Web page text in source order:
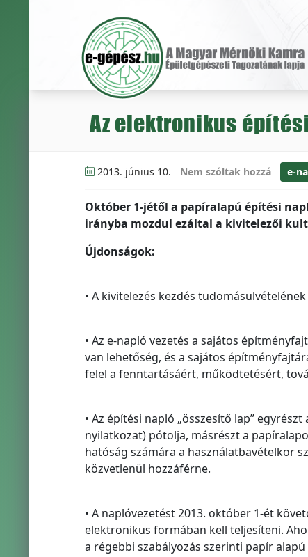
Az elektronikus
2013. június 10. Nem szóltak hozzá e-
Október 1-jétől a papíralapú építési
irányba mozdul ezáltal a kivitelezői
Újdonságok:
• A kivitelezés kezdés
• Az e-napló vezetés a sajátos
van lehetőség, és a sajátos
felel a fenntartásáért, működtetésért,
• Az építési napló „összesítő lap”
nyilatkozat) pótolja, másrészt a
hatóság számára a használatbavételkor
közvetlenül hozzáférne.
• A naplóvezetést 2013. október 1-ét
elektronikus formában kell teljesíteni.
a régebbi szabályozás szerinti papír